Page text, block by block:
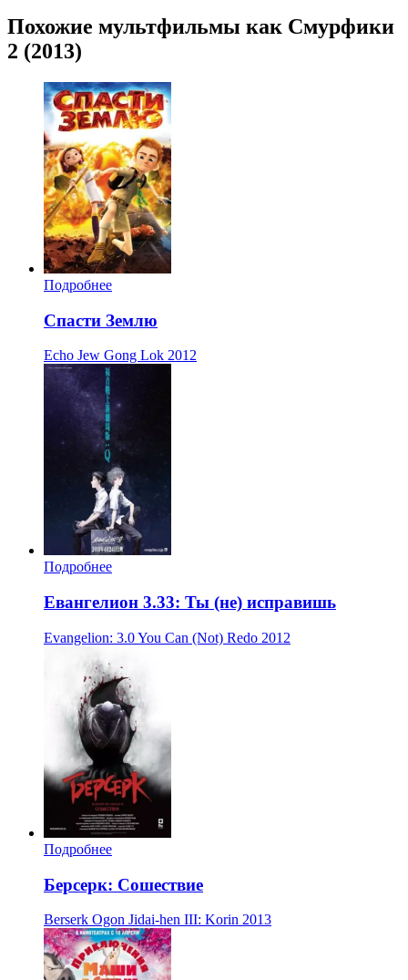
Похожие мультфильмы как Смурфики
2 (2013)
Подробнее
Спасти Землю
Echo Jew Gong Lok 2012
Подробнее
Евангелион 3.33: Ты (не) исправишь
Evangelion: 3.0 You Can (Not) Redo 2012
Подробнее
Берсерк: Сошествие
Berserk Ogon Jidai-hen III: Korin 2013